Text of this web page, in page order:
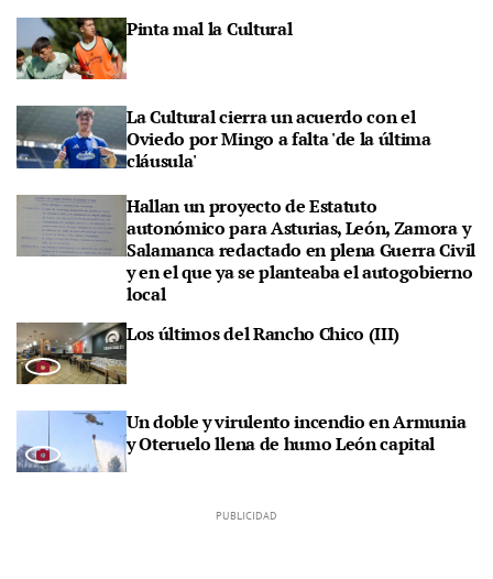
Pinta mal la Cultural
La Cultural cierra un acuerdo con el
Oviedo por Mingo a falta 'de la última
cláusula'
Hallan un proyecto de Estatuto
autonómico para Asturias, León, Zamora y
Salamanca redactado en plena Guerra Civil
y en el que ya se planteaba el autogobierno
local
Los últimos del Rancho Chico (III)
Un doble y virulento incendio en Armunia
y Oteruelo llena de humo León capital